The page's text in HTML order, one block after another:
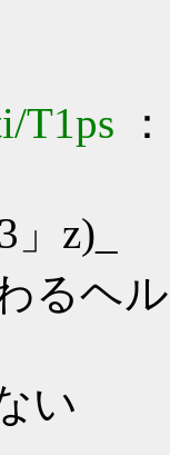
T1ps
z)_
るヘ
い